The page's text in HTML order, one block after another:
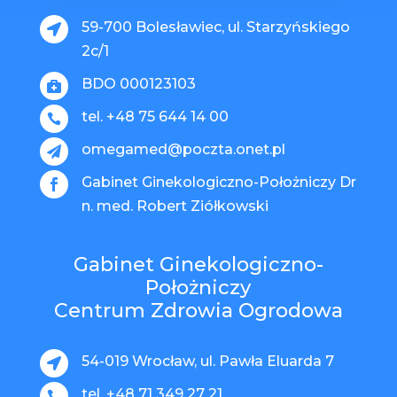

59-700 Bolesławiec, ul. Starzyńskiego
2c/1
 BDO 000123103
 tel. +48 75 644 14 00
 omegamed@poczta.onet.pl

Gabinet Ginekologiczno-Położniczy Dr
n. med. Robert Ziółkowski
Gabinet Ginekologiczno-
Położniczy
Centrum Zdrowia Ogrodowa
 54-019 Wrocław, ul. Pawła Eluarda 7